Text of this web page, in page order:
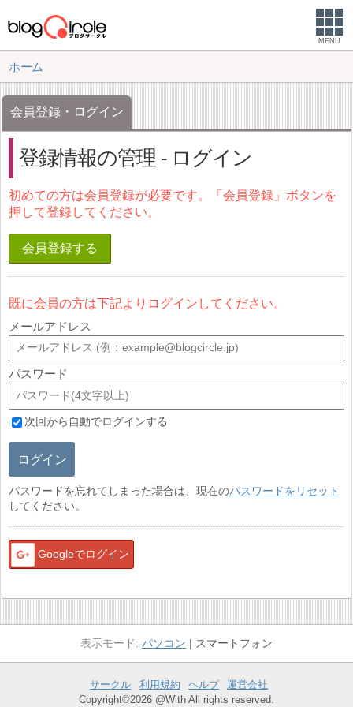
MENU
ホーム
会員登録・ログイン
登録情報の管理 - ログイン
初めての方は会員登録が必要です。「会員登録」ボタンを
押して登録してください。
会員登録する
既に会員の方は下記よりログインしてください。
メールアドレス
パスワード
次回から自動でログインする
ログイン
パスワードを忘れてしまった場合は、現在のパスワードをリセット
してください。
Googleでログイン
パソコン スマートフォン
サークル 利用規約 ヘルプ
運営会社
Copyright©2026 @With All rights reserved.